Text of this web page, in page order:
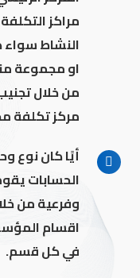
مراكز
النشاط سواء
او مجموعة
من خلال
مركز تكلفة
أيًا كان نوع
الحسابات
وفرعية من
اقسام
في كل قسم.